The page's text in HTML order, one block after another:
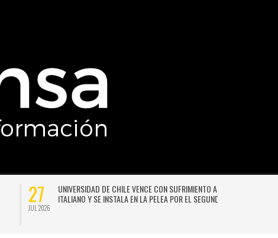
27
JUL 2026
UNIVERSIDAD DE CHILE VENCE CON SUFRIMIENTO A AUDAX
ITALIANO Y SE INSTALA EN LA PELEA POR EL SEGUNDO LUGAR